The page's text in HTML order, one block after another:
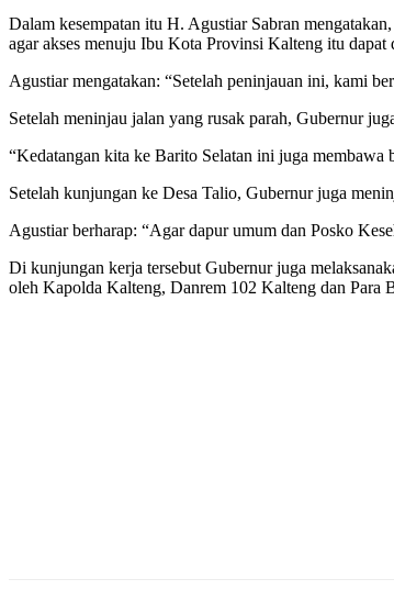
Dalam kesempatan itu H. Agustiar Sabran
agar akses menuju Ibu Kota Provinsi Kalteng itu dapat
Agustiar mengatakan: “Setelah peninjauan ini, kami
Setelah meninjau jalan yang rusak parah, Gubernur
“Kedatangan kita ke Barito Selatan ini juga membawa
Setelah kunjungan ke Desa Talio, Gubernur juga
Agustiar berharap: “Agar dapur umum dan Posko
Di kunjungan kerja tersebut Gubernur juga
oleh Kapolda Kalteng, Danrem 102 Kalteng dan Para